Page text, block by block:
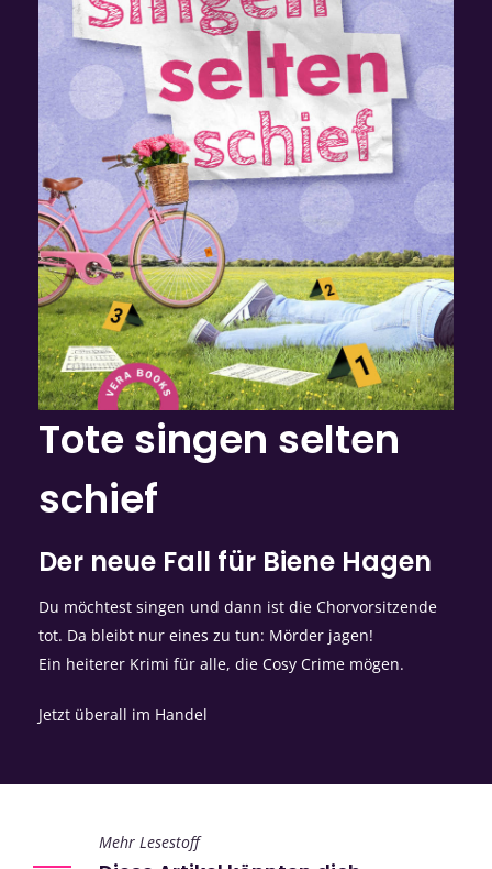
Tote singen selten
schief
Der neue Fall für Biene Hagen
Du möchtest singen und dann ist die Chorvorsitzende
tot. Da bleibt nur eines zu tun: Mörder jagen!
Ein heiterer Krimi für alle, die Cosy Crime mögen.
Jetzt überall im Handel
Mehr Lesestoff